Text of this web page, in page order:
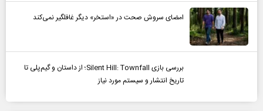
امضای سروش صحت در «استخر» دیگر غافلگیر نمی‌کند
بررسی بازی Silent Hill: Townfall؛ از داستان و گیم‌پلی تا
تاریخ انتشار و سیستم مورد نیاز